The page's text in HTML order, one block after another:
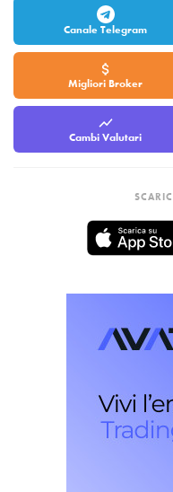
Canale Telegram
Migliori Broker
Cambi Valutari